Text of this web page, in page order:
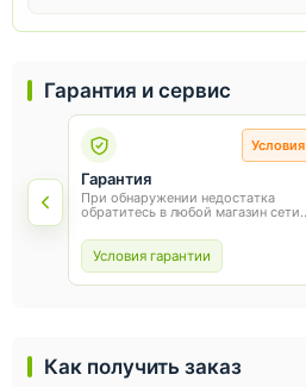
Гарантия и сервис
Условия
Гарантия
При обнаружении недостатка
обратитесь в любой магазин сети
от товара и соблюдения правил
эксплуатации.
Условия гарантии
Как получить заказ